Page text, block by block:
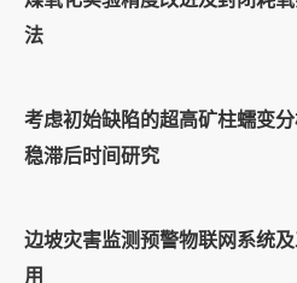
法
考虑初始缺陷的超高矿柱蠕变
稳滞后时间研究
边坡灾害监测预警物联网系统
用